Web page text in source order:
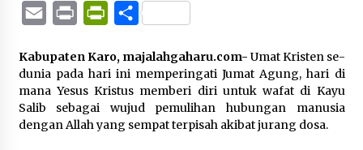
Email Print PrintFriendly
Share
Kabupaten Karo, majalahgaharu.com- Umat Kristen se-
dunia pada hari ini memperingati Jumat Agung, hari di
mana Yesus Kristus memberi diri untuk wafat di Kayu
Salib sebagai wujud pemulihan hubungan manusia
dengan Allah yang sempat terpisah akibat jurang dosa.